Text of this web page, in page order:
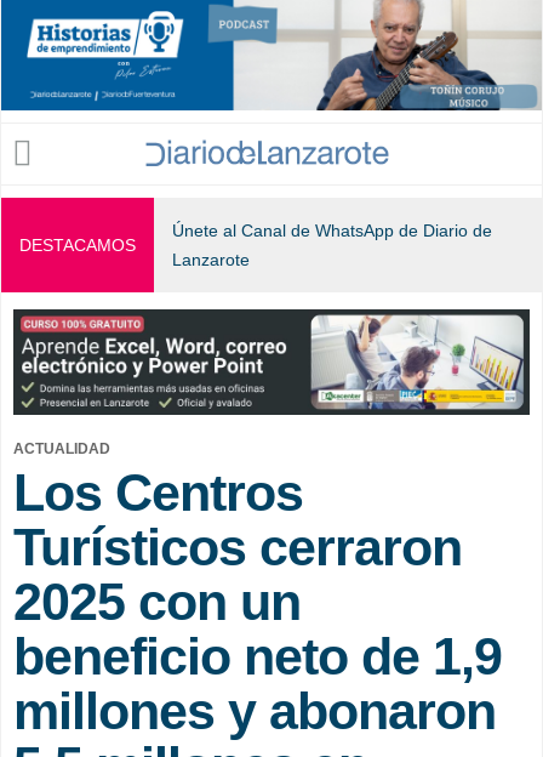
Jump to navigation
DESTACAMOS
Únete al Canal de WhatsApp de Diario de
Lanzarote
ACTUALIDAD
Los Centros
Turísticos cerraron
2025 con un
beneficio neto de 1,9
millones y abonaron